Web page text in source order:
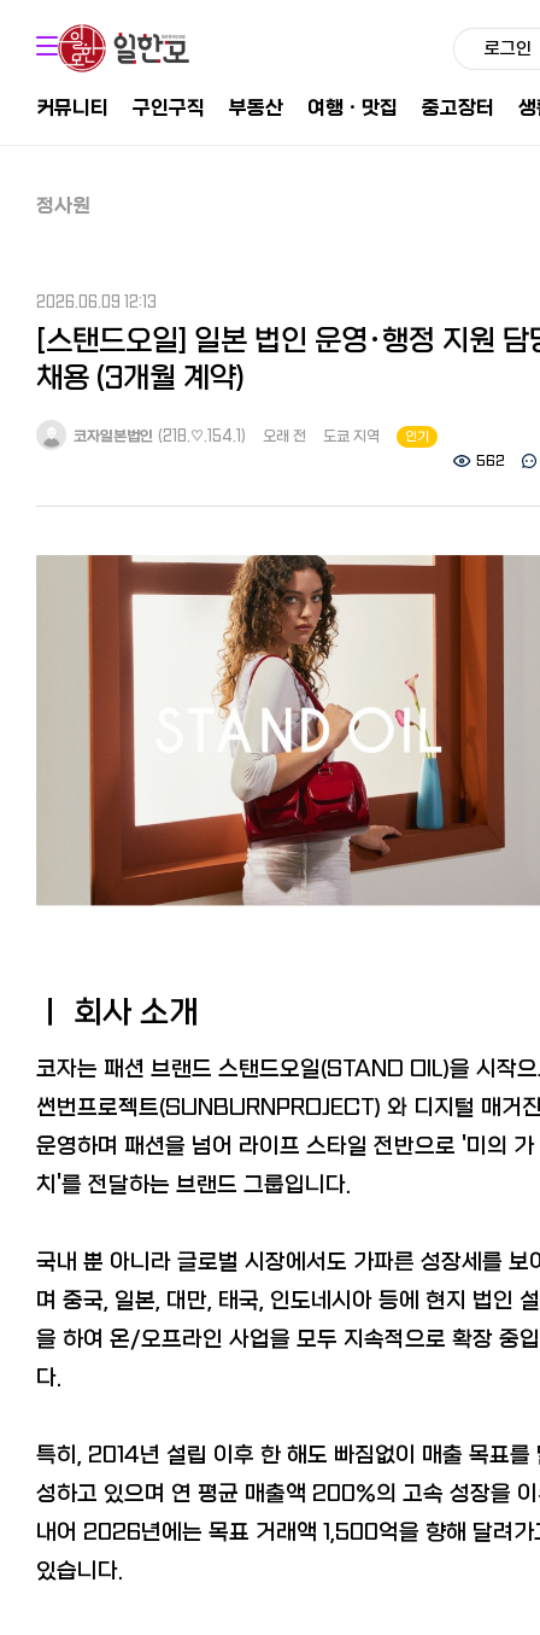
로그인
커뮤니티 구인구직 부동산 여행ㆍ맛집 중고장터
정사원
2026.06.09 12:13
[스탠드오일] 일본 법인 운영·행정 지원 담
채용 (3개월 계약)
코자일본법인 (218.♡.154.1) 오래 전 도쿄 지역
인기
562
ㅣ 회사 소개
코자는 패션 브랜드 스탠드오일(STAND OIL)을 시작
썬번프로젝트(SUNBURNPROJECT) 와 디지털 매거
운영하며 패션을 넘어 라이프 스타일 전반으로 '미의 가
치'를 전달하는 브랜드 그룹입니다.
국내 뿐 아니라 글로벌 시장에서도 가파른 성장세를 보
며 중국, 일본, 대만, 태국, 인도네시아 등에 현지 법인
을 하여 온/오프라인 사업을 모두 지속적으로 확장 중
다.
특히, 2014년 설립 이후 한 해도 빠짐없이 매출 목표를
성하고 있으며 연 평균 매출액 200%의 고속 성장을
내어 2026년에는 목표 거래액 1,500억을 향해 달려가
있습니다.